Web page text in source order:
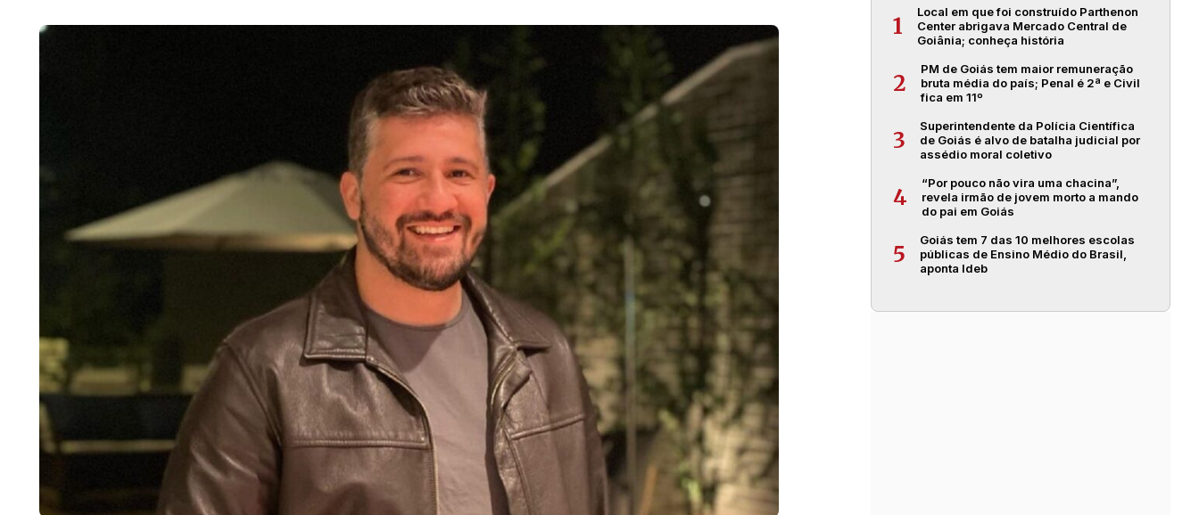
1
Local em que foi construído Parthenon
Center abrigava Mercado Central de
Goiânia; conheça história
2
PM de Goiás tem maior remuneração
bruta média do país; Penal é 2ª e Civil
fica em 11º
3
Superintendente da Polícia Científica
de Goiás é alvo de batalha judicial por
assédio moral coletivo
4
“Por pouco não vira uma chacina”,
revela irmão de jovem morto a mando
do pai em Goiás
5
Goiás tem 7 das 10 melhores escolas
públicas de Ensino Médio do Brasil,
aponta Ideb